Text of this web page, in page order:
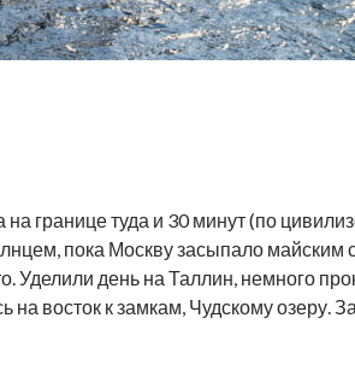
границе туда и 30 минут (по
пока Москву засыпало майским
Уделили день на Таллин, немного
восток к замкам, Чудскому озеру.